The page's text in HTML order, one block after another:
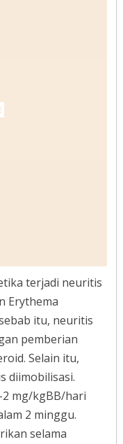
terjadi neuritis
Erythema
itu, neuritis
pemberian
Selain itu,
diimobilisasi.
mg/kgBB/hari
2 minggu.
selama